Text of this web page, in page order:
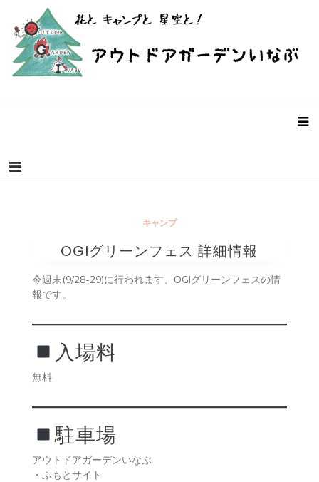
農地・遊休ビニールハウスを使った個性的なキャンプ場です。お
キャンプ
OGIグリーンフェス 詳細情報
今週末(9/28-29)に行われます、OGIグリーンフェスの情
報です。
入場料
無料
駐車場
アウトドアガーデンいなぶ
・ふもとサイト